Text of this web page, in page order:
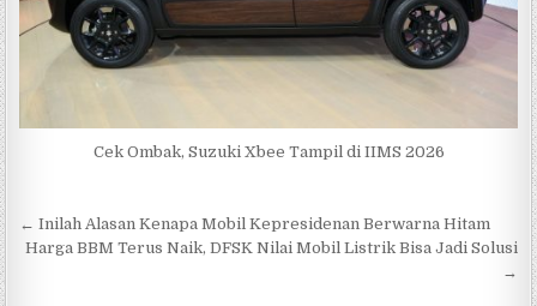
Cek Ombak, Suzuki Xbee Tampil di IIMS 2026
Navigasi
pos
← Inilah Alasan Kenapa Mobil Kepresidenan Berwarna Hitam
Harga BBM Terus Naik, DFSK Nilai Mobil Listrik Bisa Jadi Solusi
→